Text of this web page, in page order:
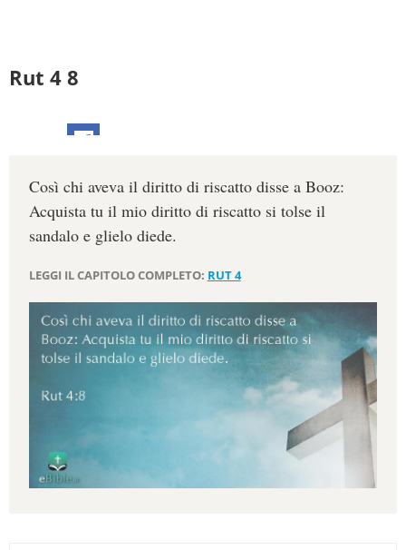
Rut 4 8
Così chi aveva il diritto di riscatto disse a Booz:
Acquista tu il mio diritto di riscatto si tolse il
sandalo e glielo diede.
LEGGI IL CAPITOLO COMPLETO: RUT 4